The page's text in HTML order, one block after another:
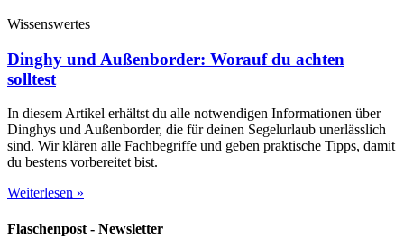
Wissenswertes
Dinghy und Außenborder: Worauf du achten
solltest
In diesem Artikel erhältst du alle notwendigen Informationen über
Dinghys und Außenborder, die für deinen Segelurlaub unerlässlich
sind. Wir klären alle Fachbegriffe und geben praktische Tipps, damit
du bestens vorbereitet bist.
Weiterlesen »
Flaschenpost - Newsletter